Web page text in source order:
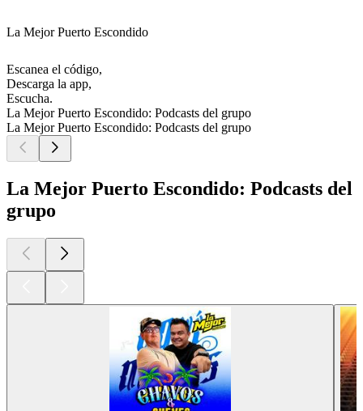
La Mejor Puerto Escondido
Escanea el código,
Descarga la app,
Escucha.
La Mejor Puerto Escondido: Podcasts del grupo
La Mejor Puerto Escondido: Podcasts del grupo
La Mejor Puerto Escondido: Podcasts del
grupo